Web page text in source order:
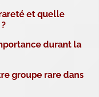
et quelle
durant la
groupe rare dans